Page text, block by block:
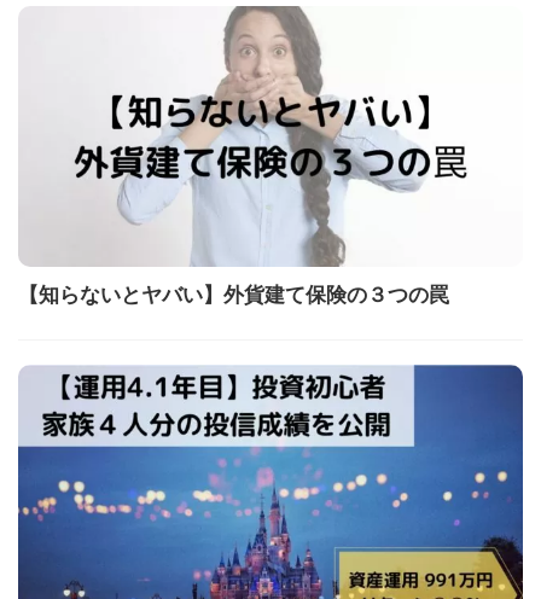
【知らないとヤバい】外貨建て保険の３つの罠